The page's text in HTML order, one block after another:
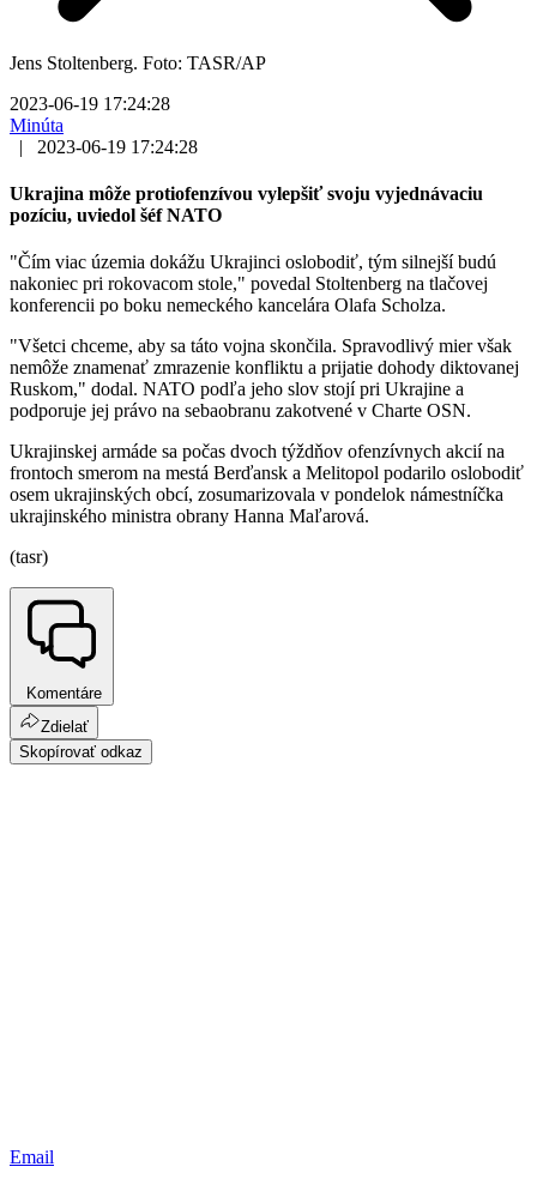
Jens Stoltenberg. Foto: TASR/AP
2023-06-19 17:24:28
Minúta
|
2023-06-19 17:24:28
Ukrajina môže protiofenzívou vylepšiť svoju vyjednávaciu
pozíciu, uviedol šéf NATO
"Čím viac územia dokážu Ukrajinci oslobodiť, tým silnejší budú
nakoniec pri rokovacom stole," povedal Stoltenberg na tlačovej
konferencii po boku nemeckého kancelára Olafa Scholza.
"Všetci chceme, aby sa táto vojna skončila. Spravodlivý mier však
nemôže znamenať zmrazenie konfliktu a prijatie dohody diktovanej
Ruskom," dodal. NATO podľa jeho slov stojí pri Ukrajine a
podporuje jej právo na sebaobranu zakotvené v Charte OSN.
Ukrajinskej armáde sa počas dvoch týždňov ofenzívnych akcií na
frontoch smerom na mestá Berďansk a Melitopol podarilo oslobodiť
osem ukrajinských obcí, zosumarizovala v pondelok námestníčka
ukrajinského ministra obrany Hanna Maľarová.
(tasr)
Komentáre
Zdielať
Skopírovať odkaz
Email